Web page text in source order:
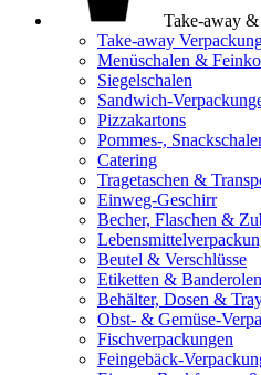
Take-away
Take-away
Menüschalen &
Siegelschalen
Sandwich-
Pizzakartons
Pommes-,
Catering
Tragetaschen &
Einweg-Geschirr
Becher, Flaschen &
Beutel & Verschlüsse
Etiketten & Banderolen
Behälter, Dosen &
Obst- & Gemüse-
Fischverpackungen
Feingebäck-